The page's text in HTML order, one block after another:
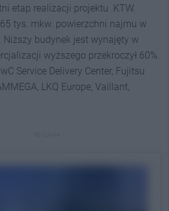
etap realizacji projektu .KTW.
tys. mkw. powierzchni najmu w
budynek jest wynajęty w
wyższego przekroczył 60%.
Service Delivery Center, Fujitsu
LKQ Europe, Vaillant,